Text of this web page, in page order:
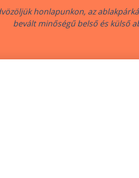
honlapunkon, az
bevált minőségű belső és külső
Copyright ©